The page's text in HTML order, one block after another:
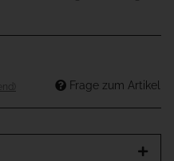
Frage zum Artikel